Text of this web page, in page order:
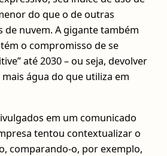
do que o de outras
de nuvem. A gigante também
o compromisso de se
até 2030 – ou seja, devolver
água do que utiliza em
em um comunicado
tentou contextualizar o
comparando-o, por exemplo,